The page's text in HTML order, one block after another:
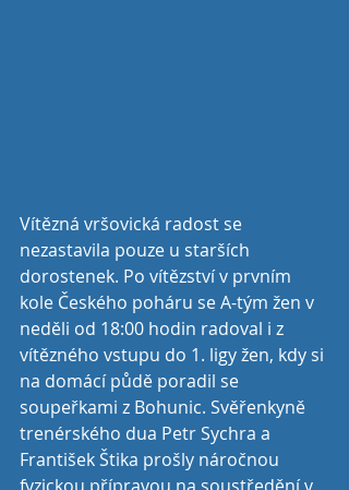
Vítězná vršovická radost se
nezastavila pouze u starších
dorostenek. Po vítězství v prvním
kole Českého poháru se A-tým žen v
neděli od 18:00 hodin radoval i z
vítězného vstupu do 1. ligy žen, kdy si
na domácí půdě poradil se
soupeřkami z Bohunic. Svěřenkyně
trenérského dua Petr Sychra a
František Štika prošly náročnou